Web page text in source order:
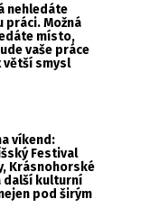
nehledáte
práci. Možná
místo,
vaše práce
větší smysl
víkend:
Festival
Krásnohorské
další kulturní
pod širým